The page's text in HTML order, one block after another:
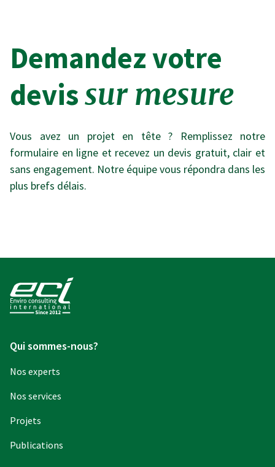
Demandez votre
devissur mesure
Vous avez un projet en tête ? Remplissez notre
formulaire en ligne et recevez un devis gratuit, clair et
sans engagement. Notre équipe vous répondra dans les
plus brefs délais.
Qui sommes-nous?
Nos experts
Nos services
Projets
Publications